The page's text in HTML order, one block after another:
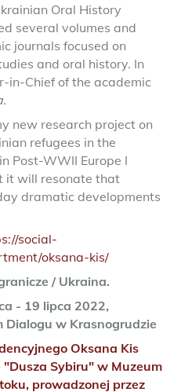
Oral History
several volumes and
journals focused on
and oral history. In
in-Chief of the academic
new research project on
refugees in the
Post-WWII Europe I
it will resonate that
dramatic developments
social-
oksana-kis/
/ Ukraina.
- 19 lipca 2022,
Dialogu w Krasnogrudzie
Oksana Kis
"Dusza Sybiru" w Muzeum
prowadzonej przez